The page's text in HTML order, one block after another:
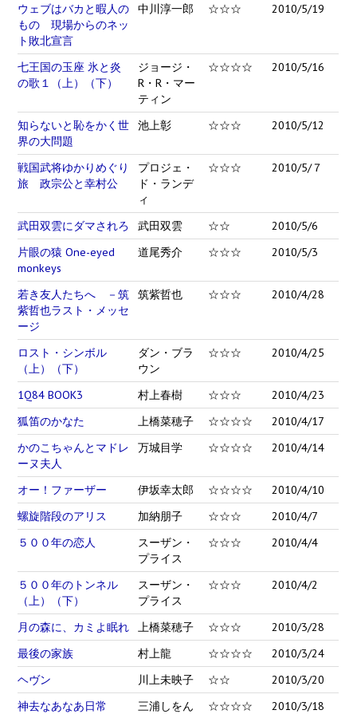
ウェブはバカと暇人の
もの 現場からのネッ
ト敗北宣言
中川淳一郎 ☆☆☆ 2010/5/19
七王国の玉座 氷と炎
の歌１（上）（下）
ジョージ・
R・R・マー
ティン
☆☆☆☆ 2010/5/16
知らないと恥をかく世
界の大問題
池上彰 ☆☆☆ 2010/5/12
戦国武将ゆかりめぐり
旅 政宗公と幸村公
プロジェ・
ド・ランデ
ィ
☆☆☆ 2010/5/７
武田双雲にダマされろ 武田双雲 ☆☆
2010/5/6
片眼の猿 One-eyed
monkeys
道尾秀介 ☆☆☆ 2010/5/3
若き友人たちへ －筑
紫哲也ラスト・メッセ
ージ
筑紫哲也 ☆☆☆ 2010/4/28
ロスト・シンボル
（上）（下）
ダン・ブラ
ウン
☆☆☆ 2010/4/25
1Q84 BOOK3 村上春樹 ☆☆☆
2010/4/23
狐笛のかなた
上橋菜穂子 ☆☆☆☆
2010/4/17
かのこちゃんとマドレ
ーヌ夫人
万城目学 ☆☆☆☆ 2010/4/14
オー！ファーザー 伊坂幸太郎 ☆☆☆☆
2010/4/10
螺旋階段のアリス
加納朋子 ☆☆☆
2010/4/7
５００年の恋人
スーザン・
プライス
☆☆☆ 2010/4/4
５００年のトンネル
（上）（下）
スーザン・
プライス
☆☆☆ 2010/4/2
月の森に、カミよ眠れ 上橋菜穂子 ☆☆☆
2010/3/28
最後の家族
村上龍 ☆☆☆☆
2010/3/24
ヘヴン
川上未映子 ☆☆
2010/3/20
神去なあなあ日常
三浦しをん ☆☆☆☆
2010/3/18